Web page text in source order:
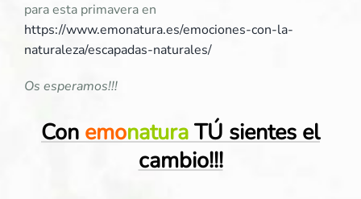
para esta primavera en
https://www.emonatura.es/emociones-con-la-
naturaleza/escapadas-naturales/
Os esperamos!!!
Con emonaturaTÚ sientes el
cambio!!!